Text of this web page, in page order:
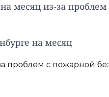
месяц из-за проблем
на месяц